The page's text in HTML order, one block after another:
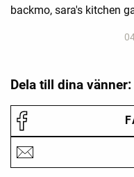
backmo, sara's kitchen
Dela till dina vänner: